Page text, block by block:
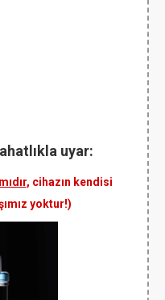
uyar:
, cihazın kendisi
yoktur!)